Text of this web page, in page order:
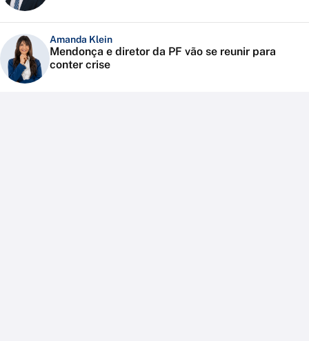
Amanda Klein
Mendonça e diretor da PF vão se reunir para
conter crise